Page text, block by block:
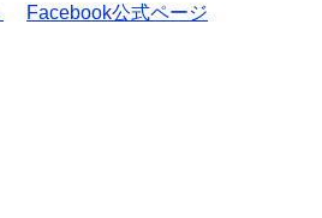
Facebook公式ページ